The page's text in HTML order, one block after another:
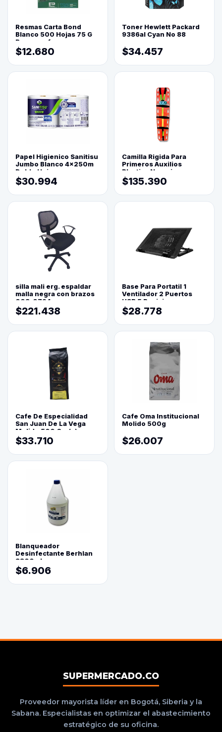
Resmas Carta Bond
Blanco 500 Hojas 75 G
Reprograf.
$12.680
Toner Hewlett Packard
9386al Cyan No 88
$34.457
Papel Higienico Sanitisu
Jumbo Blanco 4x250m
Doble Hoja
$30.994
Camilla Rigida Para
Primeros Auxilios
Plastica Naranja
$135.390
silla mali erg. espaldar
malla negra con brazos
003-0794
$221.438
Base Para Portatil 1
Ventilador 2 Puertos
USB 5 Posiciones
$28.778
Cafe De Especialidad
San Juan De La Vega
Molido 500 Grs(=)
$33.710
Cafe Oma Institucional
Molido 500g
$26.007
Blanqueador
Desinfectante Berhlan
3800ml
$6.906
SUPERMERCADO.CO
Proveedor mayorista líder en Bogotá, Siberia y la
Sabana. Especialistas en optimizar el abastecimiento
estratégico de su oficina.